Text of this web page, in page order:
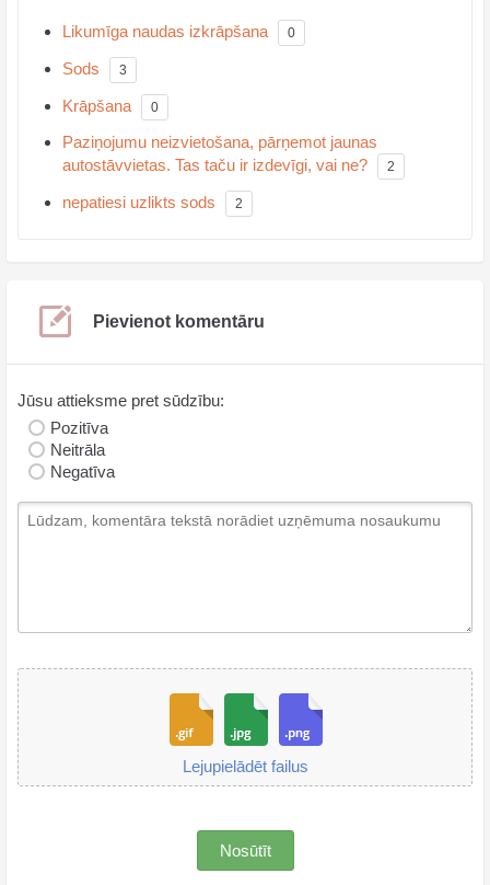
Likumīga naudas izkrāpšana 0
Sods 3
Krāpšana 0
Paziņojumu neizvietošana, pārņemot jaunas
autostāvvietas. Tas taču ir izdevīgi, vai ne?
2
nepatiesi uzlikts sods 2
Pievienot komentāru
Jūsu attieksme pret sūdzību:
Pozitīva
Neitrāla
Negatīva
Lejupielādēt failus
Nosūtīt